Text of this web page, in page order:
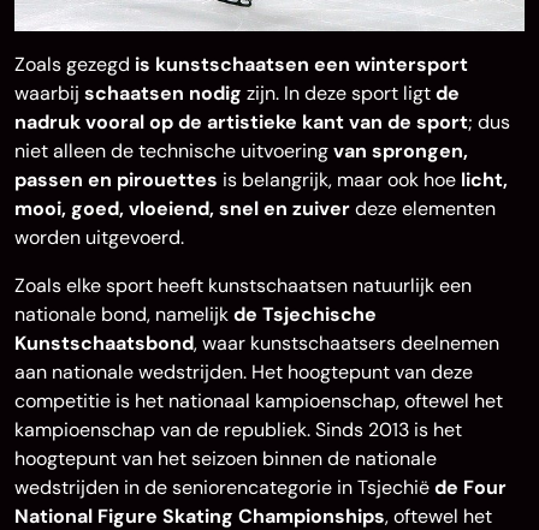
Zoals gezegd is kunstschaatsen een wintersport
waarbij schaatsen nodig zijn. In deze sport ligtde
nadruk vooral op de artistieke kant van de sport; dus
niet alleen de technische uitvoeringvan sprongen,
passen en pirouettes is belangrijk, maar ook hoe licht,
mooi, goed, vloeiend, snel en zuiverdeze elementen
worden uitgevoerd.
Zoals elke sport heeft kunstschaatsen natuurlijk een
nationale bond, namelijkde Tsjechische
Kunstschaatsbond, waar kunstschaatsers deelnemen
aan nationale wedstrijden. Het hoogtepunt van deze
competitie is het nationaal kampioenschap, oftewel het
kampioenschap van de republiek. Sinds 2013 is het
hoogtepunt van het seizoen binnen de nationale
wedstrijden in de seniorencategorie in Tsjechiëde Four
National Figure Skating Championships, oftewel het